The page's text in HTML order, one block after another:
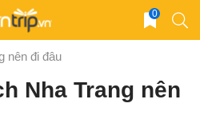
0
nên đi đâu
Nha Trang nên